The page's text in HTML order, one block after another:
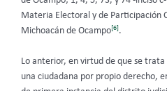
Materia Electoral y de Participación
Michoacán de Ocampo[6].
Lo anterior, en virtud de que se
una ciudadana por propio derecho,